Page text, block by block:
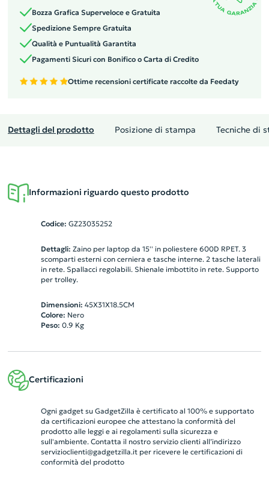
Bozza Grafica Superveloce e Gratuita
Spedizione Sempre Gratuita
Qualità e Puntualità Garantita
Pagamenti Sicuri con Bonifico o Carta di Credito
Ottime recensioni certificate raccolte da Feedaty
Dettagli del prodotto Posizione di stampa Tecniche di
Informazioni riguardo questo prodotto
Codice: GZ23035252
Dettagli: Zaino per laptop da 15'' in poliestere 600D RPET. 3
scomparti esterni con cerniera e tasche interne. 2 tasche laterali
in rete. Spallacci regolabili. Shienale imbottito in rete. Supporto
per trolley.
Dimensioni: 45X31X18.5CM
Colore: Nero
Peso: 0.9 Kg
Certificazioni
Ogni gadget su GadgetZilla è certificato al 100% e supportato
da certificazioni europee che attestano la conformità del
prodotto alle leggi e ai regolamenti sulla sicurezza e
sull'ambiente. Contatta il nostro servizio clienti all’indirizzo
servizioclienti@gadgetzilla.itper ricevere le certificazioni di
conformità del prodotto